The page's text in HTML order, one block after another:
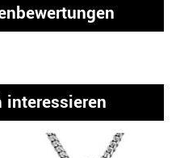
interessieren